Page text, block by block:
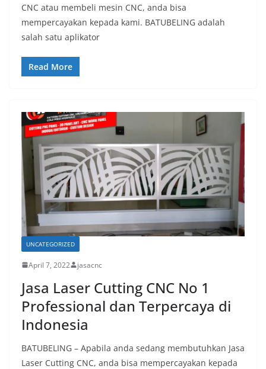
CNC atau membeli mesin CNC, anda bisa
mempercayakan kepada kami. BATUBELING adalah
salah satu aplikator
Read More
UNCATEGORIZED
April 7, 2022 jasacnc
Jasa Laser Cutting CNC No 1
Professional dan Terpercaya di
Indonesia
BATUBELING – Apabila anda sedang membutuhkan Jasa
Laser Cutting CNC, anda bisa mempercayakan kepada